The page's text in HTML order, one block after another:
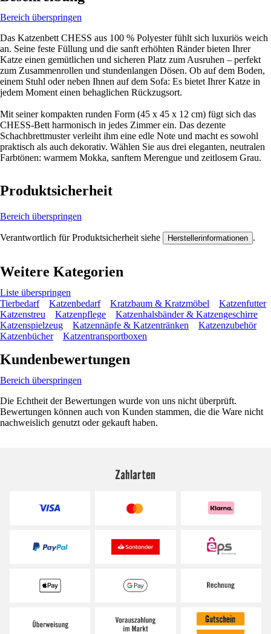
Bereich überspringen
Das Katzenbett CHESS aus 100 % Polyester fühlt sich luxuriös weich
an. Seine feste Füllung und die sanft erhöhten Ränder bieten Ihrer
Katze einen gemütlichen und sicheren Platz zum Ausruhen – perfekt
zum Zusammenrollen und stundenlangen Dösen. Ob auf dem Boden,
einem Stuhl oder neben Ihnen auf dem Sofa: Es bietet Ihrer Katze in
jedem Moment einen behaglichen Rückzugsort.
Mit seiner kompakten runden Form (45 x 45 x 12 cm) fügt sich das
CHESS-Bett harmonisch in jedes Zimmer ein. Das dezente
Schachbrettmuster verleiht ihm eine edle Note und macht es sowohl
praktisch als auch dekorativ. Wählen Sie aus drei eleganten, neutralen
Farbtönen: warmem Mokka, sanftem Merengue und zeitlosem Grau.
Produktsicherheit
Bereich überspringen
Verantwortlich für Produktsicherheit siehe Herstellerinformationen .
Weitere Kategorien
Liste überspringen
Tierbedarf
Katzenbedarf Kratzbaum & Kratzmöbel
Katzenfutter
Katzenstreu
Katzenpflege
Katzenhalsbänder & Katzengeschirre
Katzenspielzeug
Katzennäpfe & Katzentränken
Katzenzubehör
Katzenbücher
Katzentransportboxen
Kundenbewertungen
Bereich überspringen
Die Echtheit der Bewertungen wurde von uns nicht überprüft.
Bewertungen können auch von Kunden stammen, die die Ware nicht
nachweislich genutzt oder gekauft haben.
Zahlarten